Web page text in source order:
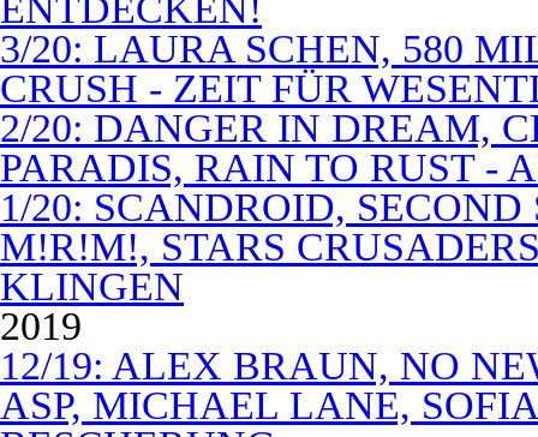
ENTDECKEN!
3/20: LAURA SCHEN, 580
CRUSH - ZEIT FÜR
2/20: DANGER IN DREAM,
PARADIS, RAIN TO RUST -
1/20: SCANDROID,
M!R!M!, STARS
KLINGEN
2019
12/19: ALEX BRAUN, NO
ASP, MICHAEL LANE,